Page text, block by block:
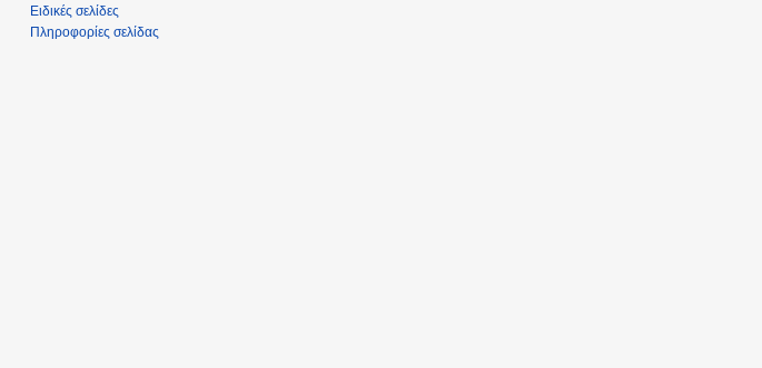
Ειδικές σελίδες
Πληροφορίες σελίδας